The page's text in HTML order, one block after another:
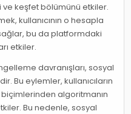
ve keşfet bölümünü etkiler.
kullanıcının o hesapla
bu da platformdaki
etkiler.
davranışları, sosyal
Bu eylemler, kullanıcıların
algoritmanın
Bu nedenle, sosyal